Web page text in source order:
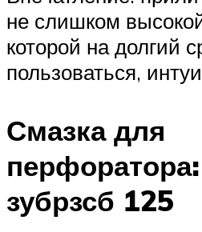
не слишком
которой на долгий
пользоваться,
Смазка для
перфоратора:
зубрзсб 125